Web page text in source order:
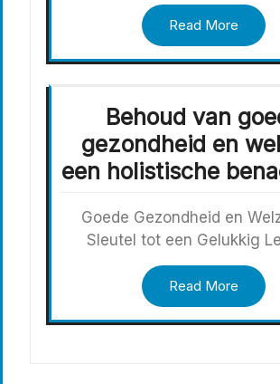
Read More
Behoud van
gezondheid en
een holistische
Goede Gezondheid en
Sleutel tot een Gelukkig
Read More